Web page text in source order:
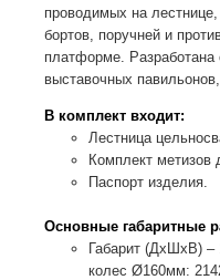
проводимых на
бортов, поручней и
платформе. Разработана
выставочных
В комплект входит:
Лестница
Комплект метизов
Паспорт изделия.
Основные габаритные
Габарит (ДхШхВ) –
колес Ø160мм: